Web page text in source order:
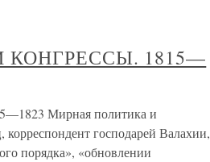
1815—
Мирная политика и
господарей Валахии,
порядка», «обновлении